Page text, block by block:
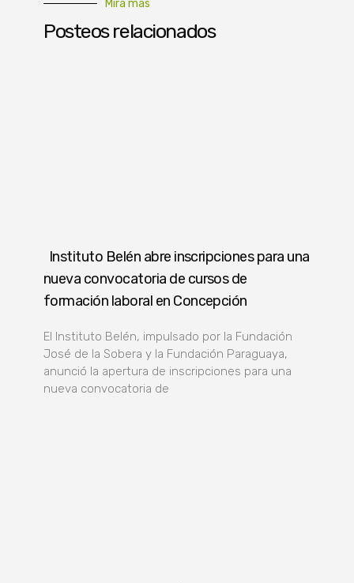
Mirá más
Posteos relacionados
Instituto Belén abre inscripciones para una
nueva convocatoria de cursos de
formación laboral en Concepción
El Instituto Belén, impulsado por la Fundación
José de la Sobera y la Fundación Paraguaya,
anunció la apertura de inscripciones para una
nueva convocatoria de